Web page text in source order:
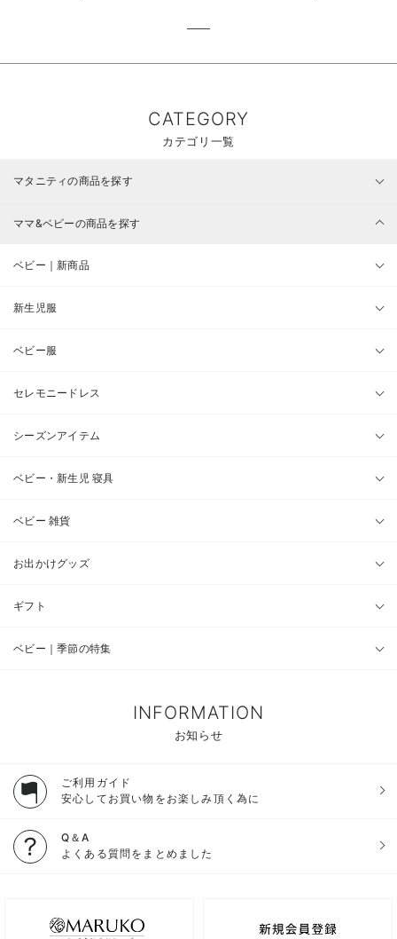
CATEGORY
カテゴリ一覧
マタニティの商品を探す
ママ&ベビーの商品を探す
ベビー｜新商品
新生児服
ベビー服
セレモニードレス
シーズンアイテム
ベビー・新生児 寝具
ベビー 雑貨
お出かけグッズ
ギフト
ベビー｜季節の特集
INFORMATION
お知らせ
ご利用ガイド
安心してお買い物をお楽しみ頂く為に
Q＆A
よくある質問をまとめました